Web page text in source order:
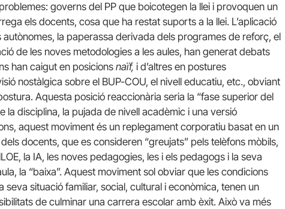
governs del PP que boicotegen la llei i provoquen un
els docents, cosa que ha restat suports a la llei. L’aplicació
la paperassa derivada dels programes de reforç, el
de les noves metodologies a les aules, han generat debats
han caigut en posicions naïf, i d’altres en postures
nostàlgica sobre el BUP-COU, el nivell educatiu, etc., obviant
Aquesta posició reaccionària seria la “fase superior del
la disciplina, la pujada de nivell acadèmic i una versió
aquest moviment és un replegament corporatiu basat en un
docents, que es consideren “greujats” pels telèfons mòbils,
la IA, les noves pedagogies, les i els pedagogs i la seva
la “baixa”. Aquest moviment sol obviar que les condicions
seva situació familiar, social, cultural i econòmica, tenen un
de culminar una carrera escolar amb èxit. Això va més